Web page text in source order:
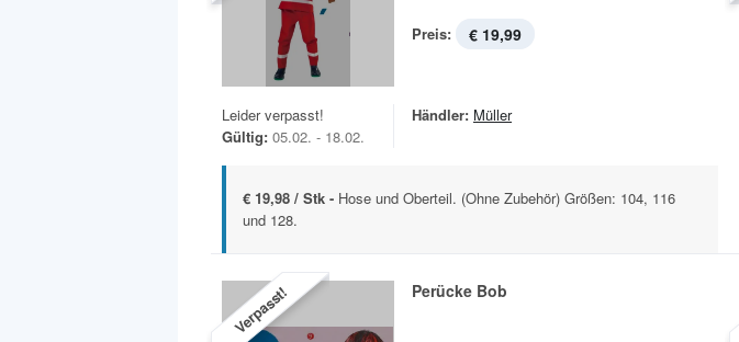
Preis: € 19,99
Leider verpasst!
Gültig: 05.02. - 18.02.
Händler: Müller
€ 19,98 / Stk - Hose und Oberteil. (Ohne Zubehör) Größen: 104, 116
und 128.
Verpasst! Perücke Bob